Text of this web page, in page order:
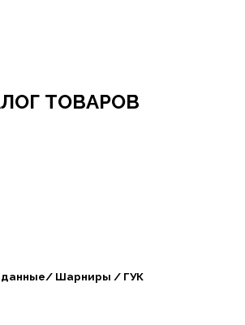
ТОВАРОВ
Шарниры / ГУК